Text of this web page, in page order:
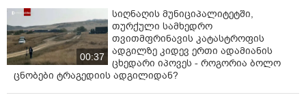
00:37
სიღნაღის მუნიციპალიტეტში,
თურქული სამხედრო
თვითმფრინავის კატასტროფის
ადგილზე კიდევ ერთი ადამიანის
ცხედარი იპოვეს - როგორია ბოლო
ცნობები ტრაგედიის ადგილიდან?